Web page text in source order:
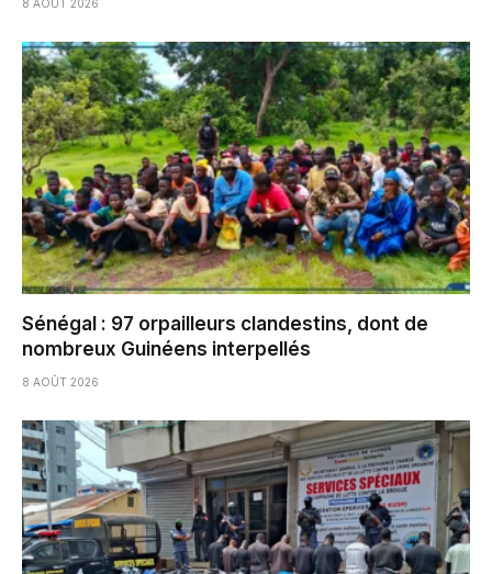
8 AOÛT 2026
Sénégal : 97 orpailleurs clandestins, dont de
nombreux Guinéens interpellés
8 AOÛT 2026